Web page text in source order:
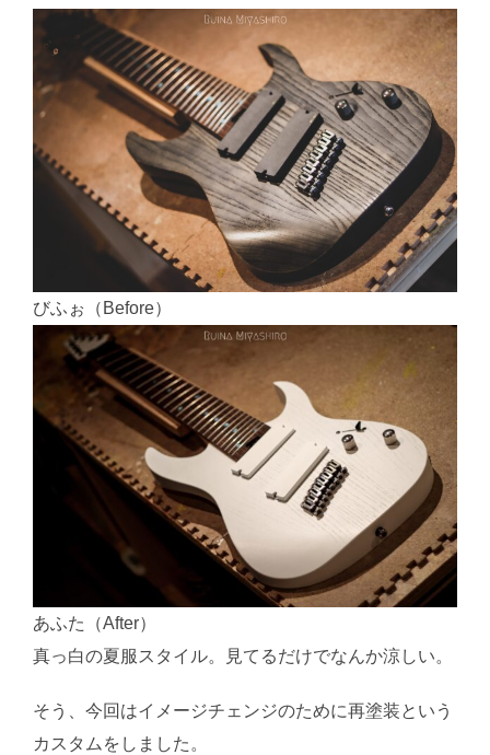
びふぉ（Before）
あふた（After）
真っ白の夏服スタイル。見てるだけでなんか涼しい。
そう、今回はイメージチェンジのために再塗装という
カスタムをしました。